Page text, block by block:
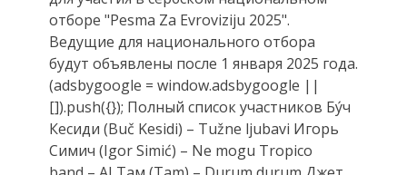
отборе "Pesma Za Evroviziju 2025".
Ведущие для национального отбора
будут объявлены после 1 января 2025 года.
(adsbygoogle = window.adsbygoogle ||
[]).push({}); Полный список участников Бу́ч
Кесиди (Buč Kesidi) – Tužne ljubavi Игорь
Симич (Igor Simić) – Ne mogu Tropico